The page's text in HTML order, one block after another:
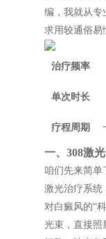
编，我就从专
求用较通俗易
治疗频率
单次时长
疗程周期
一、308激
咱们先来简单
激光治疗系统
对白癜风的“
光束，直接照